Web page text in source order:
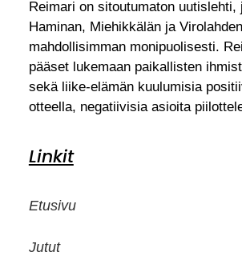
Reimari on sitoutumaton uutislehti,
Haminan, Miehikkälän ja
mahdollisimman monipuolisesti.
pääset lukemaan paikallisten
sekä liike-elämän kuulumisia
otteella, negatiivisia asioita
Linkit
Etusivu
Jutut